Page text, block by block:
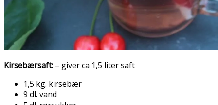
Kirsebærsaft: – giver ca 1,5 liter saft
1,5 kg. kirsebær
9 dl. vand